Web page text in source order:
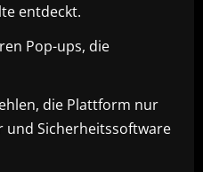
entdeckt.
Pop-ups, die
die Plattform nur
und Sicherheitssoftware